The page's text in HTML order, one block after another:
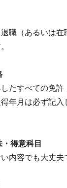
職（あるいは
たすべての免
年月は必ず記
得意科目
内容でも大丈夫